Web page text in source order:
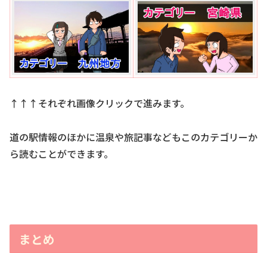
↑↑↑それぞれ画像クリックで進みます。
道の駅情報のほかに温泉や旅記事などもこのカテゴリーか
ら読むことができます。
まとめ